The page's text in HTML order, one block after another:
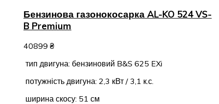
Бензинова газонокосарка AL-KO 524 VS-
B Premium
40899 ₴
тип двигуна: бензиновий B&S 625 EXi
потужність двигуна: 2,3 кВт / 3,1 к.с.
ширина скосу: 51 см